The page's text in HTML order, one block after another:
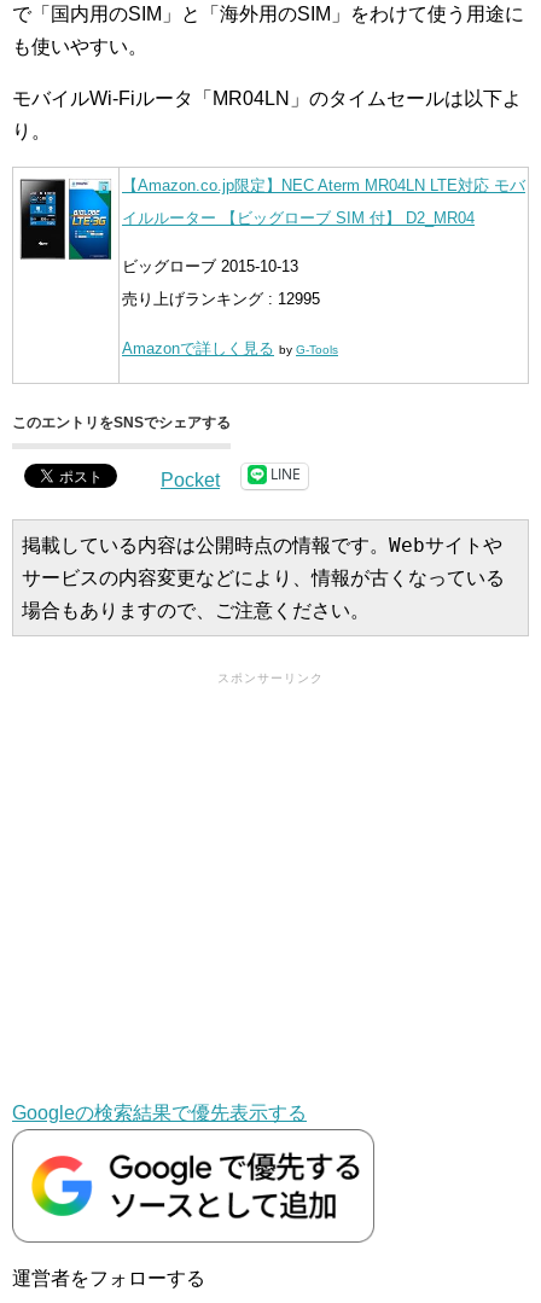
で「国内用のSIM」と「海外用のSIM」をわけて使う用途に
も使いやすい。
モバイルWi-Fiルータ「MR04LN」のタイムセールは以下よ
り。
【Amazon.co.jp限定】NEC Aterm MR04LN LTE対応 モバ
イルルーター 【ビッグローブ SIM 付】 D2_MR04
ビッグローブ 2015-10-13
売り上げランキング : 12995
Amazonで詳しく見る by G-Tools
このエントリをSNSでシェアする
Pocket LINE
掲載している内容は公開時点の情報です。Webサイトや
サービスの内容変更などにより、情報が古くなっている
場合もありますので、ご注意ください。
スポンサーリンク
Googleの検索結果で優先表示する
運営者をフォローする